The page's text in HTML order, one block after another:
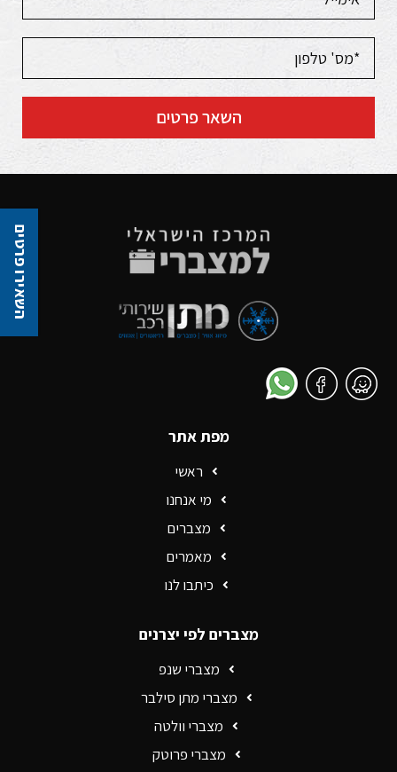
השאר פרטים
מפת אתר
ראשי
מי אנחנו
מצברים
מאמרים
כיתבו לנו
מצברים לפי יצרנים
מצברי שנפ
מצברי מתן סילבר
מצברי וולטה
מצברי פרוטק
השאירו פרטים